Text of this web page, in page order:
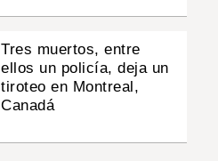
Tres muertos, entre
ellos un policía, deja un
tiroteo en Montreal,
Canadá